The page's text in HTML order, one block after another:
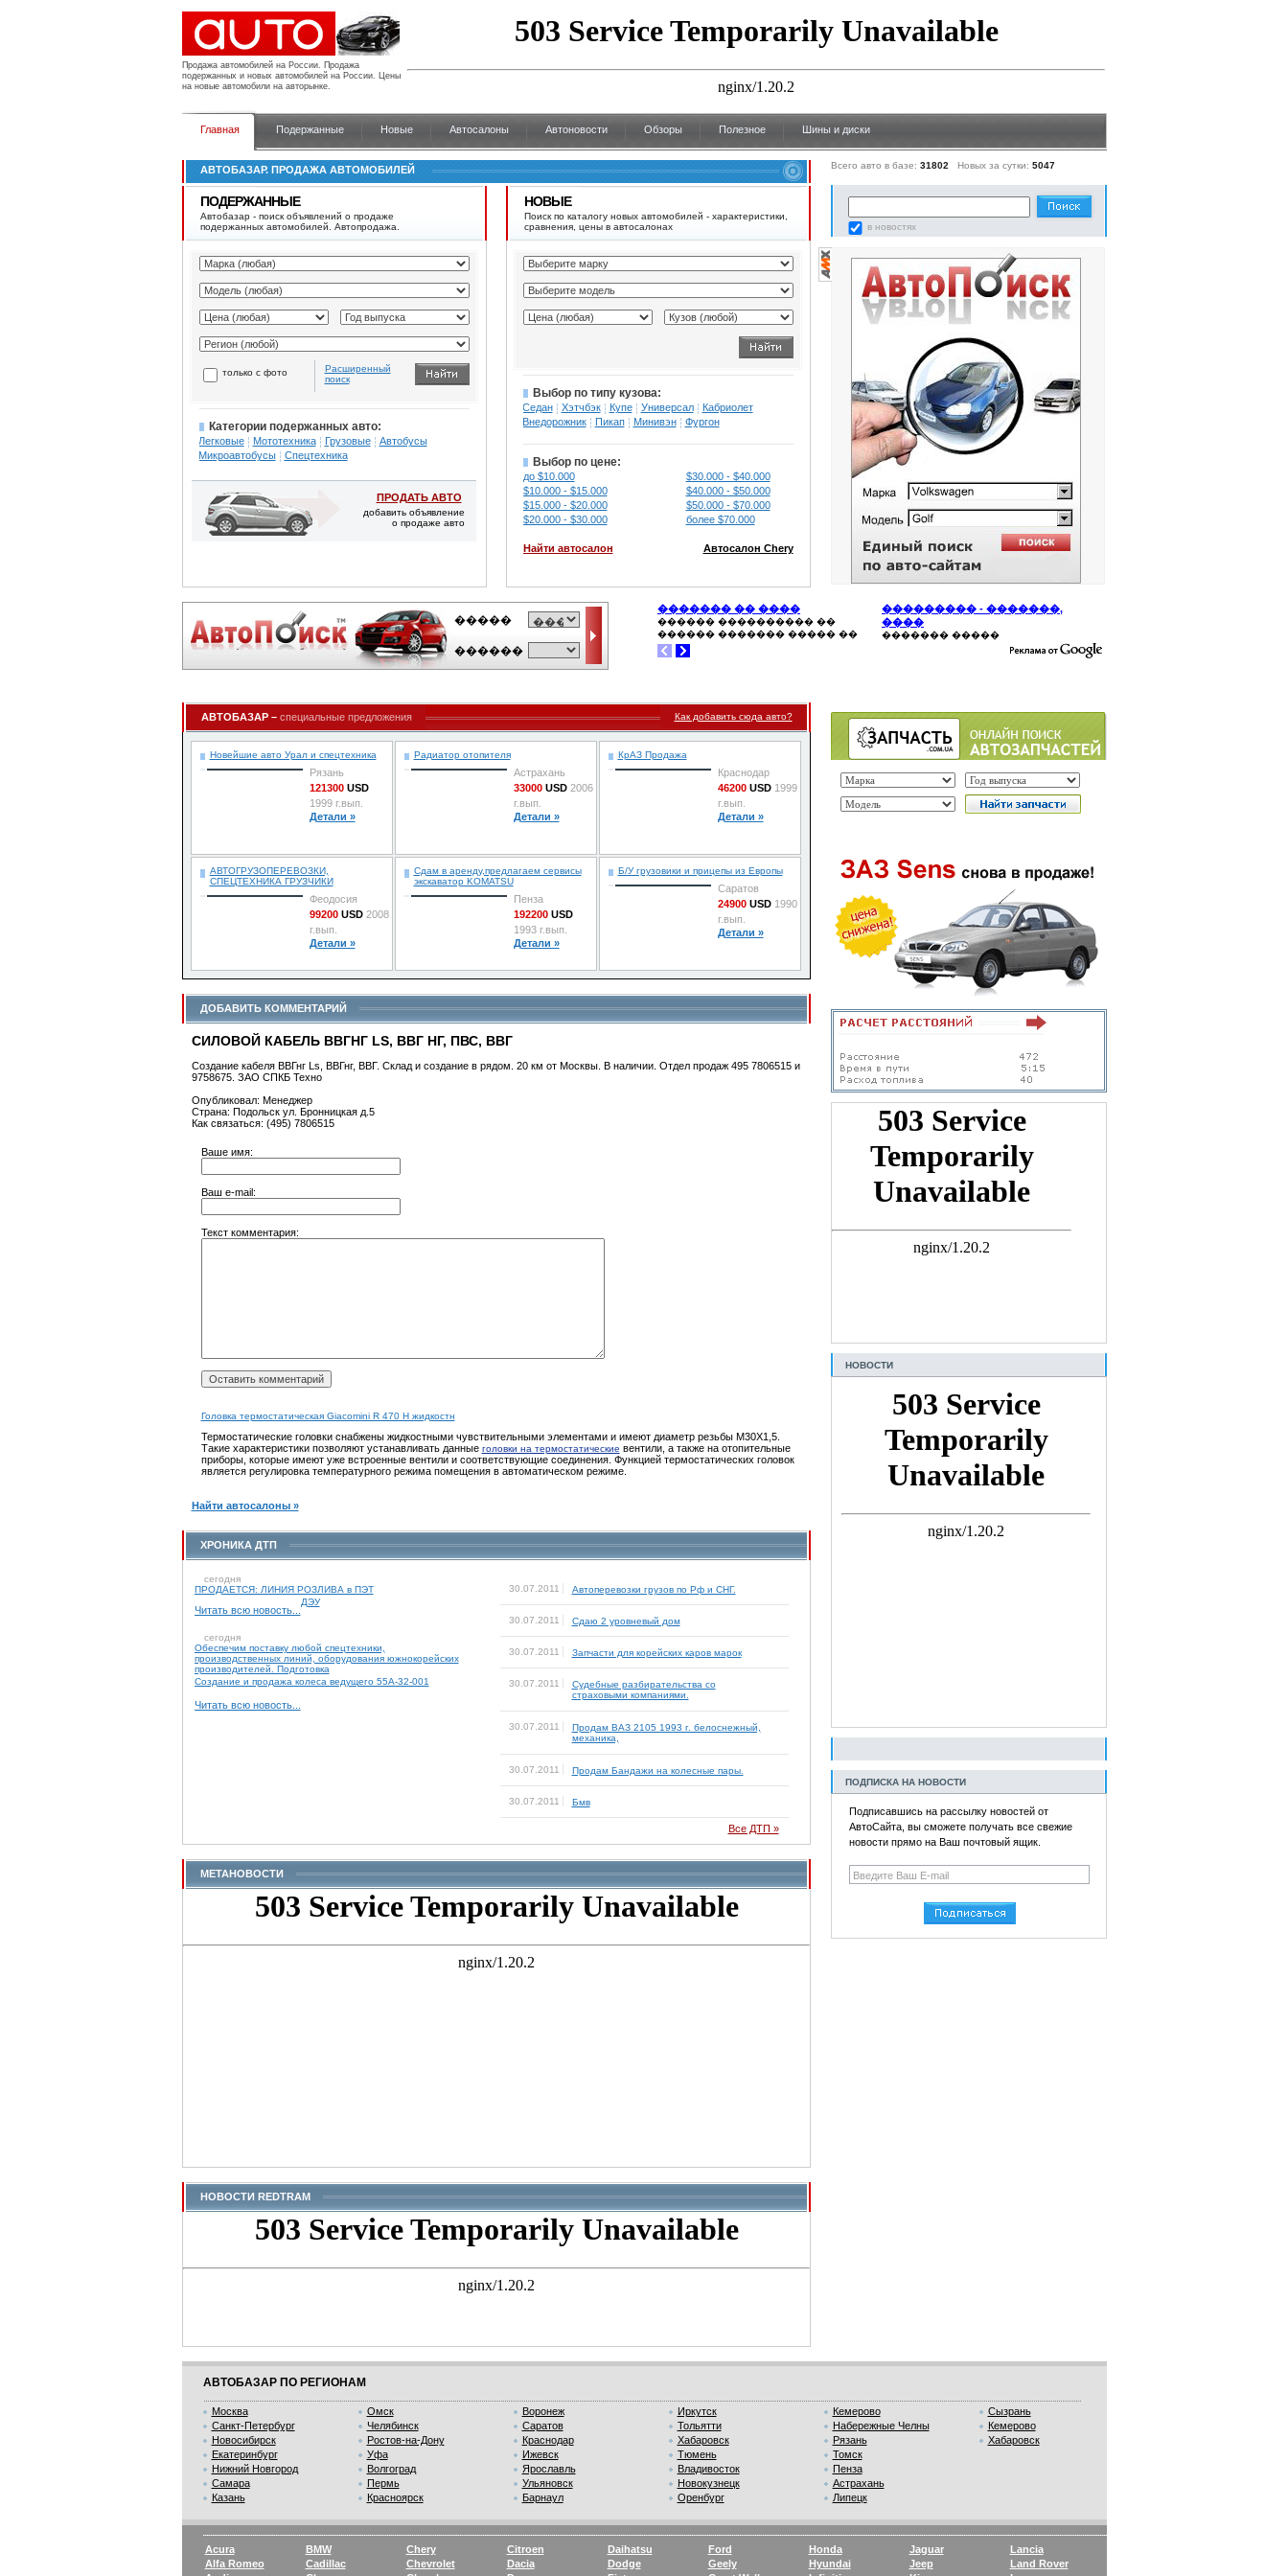
Продажа автомобилей на России. Продажа
подержанных и новых автомобилей на России. Цены
на новые автомобили на авторынке.
Главная Подержанные Новые Автосалоны Автоновости Обзоры Полезное Шины и диски
АВТОБАЗАР. ПРОДАЖА АВТОМОБИЛЕЙ
ПОДЕРЖАННЫЕ
Автобазар - поиск объявлений о продаже
подержанных автомобилей. Автопродажа.
только с фото
Расширенный
поиск
Категории подержанных авто:
Легковые Мототехника Грузовые
Автобусы
Микроавтобусы
Спецтехника
ПРОДАТЬ АВТО
добавить объявление
о продаже авто
НОВЫЕ
Поиск по каталогу новых автомобилей - характеристики,
сравнения, цены в автосалонах
Выбор по типу кузова:
Седан Хэтчбэк Купе Универсал
Кабриолет
Внедорожник
Пикап Минивэн Фургон
Выбор по цене:
до $10.000
$30.000 - $40.000
$10.000 - $15.000
$40.000 - $50.000
$15.000 - $20.000
$50.000 - $70.000
$20.000 - $30.000
более $70.000
Найти автосалон Автосалон Chery
Всего авто в базе: 31802 Новых за сутки: 5047
в новостях
АВТОБАЗАР – специальные предложения Как добавить сюда авто?
Новейшие авто Урал и спецтехника
Рязань
121300USD
1999 г.вып.
Детали »
Радиатор отопителя
Астрахань
33000USD2006
г.вып.
Детали »
КрАЗ Продажа
Краснодар
46200USD1999
г.вып.
Детали »
АВТОГРУЗОПЕРЕВОЗКИ,
СПЕЦТЕХНИКА ГРУЗЧИКИ
Феодосия
99200USD2008
г.вып.
Детали »
Сдам в аренду,предлагаем сервисы
экскаватор KOMATSU
Пенза
192200USD
1993 г.вып.
Детали »
Б/У грузовики и прицепы из Европы
Саратов
24900USD1990
г.вып.
Детали »
НОВОСТИ
ПОДПИСКА НА НОВОСТИ
Подписавшись на рассылку новостей от
АвтоСайта, вы сможете получать все свежие
новости прямо на Ваш почтовый ящик.
ДОБАВИТЬ КОММЕНТАРИЙ
СИЛОВОЙ КАБЕЛЬ ВВГНГ LS, ВВГ НГ, ПВС, ВВГ
Создание кабеля ВВГнг Ls, ВВГнг, ВВГ. Склад и создание в рядом. 20 км от Москвы. В наличии. Отдел продаж 495 7806515 и
9758675. ЗАО СПКБ Техно
Опубликовал: Менеджер
Страна: Подольск ул. Бронницкая д.5
Как связаться: (495) 7806515
Ваше имя:
Ваш e-mail:
Текст комментария:
Головка термостатическая Giacomini R 470 H жидкостн
Термостатические головки снабжены жидкостными чувствительными элементами и имеют диаметр резьбы М30Х1,5.
Такие характеристики позволяют устанавливать данные головки на термостатические вентили, а также на отопительные
приборы, которые имеют уже встроенные вентили и соответствующие соединения. Функцией термостатических головок
является регулировка температурного режима помещения в автоматическом режиме.
Найти автосалоны »
ХРОНИКА ДТП
сегодня
ПРОДАЕТСЯ: ЛИНИЯ РОЗЛИВА в ПЭТ
ДЭУ
Читать всю новость...
сегодня
Обеспечим поставку любой спецтехники,
производственных линий, оборудования южнокорейских
производителей. Подготовка
Создание и продажа колеса ведущего 55А-32-001
Читать всю новость...
30.07.2011 Автоперевозки грузов по Рф и СНГ.
30.07.2011 Сдаю 2 уровневый дом
30.07.2011 Запчасти для корейских каров марок
30.07.2011 Судебные разбирательства со
страховыми компаниями.
30.07.2011 Продам ВАЗ 2105 1993 г. белоснежный,
механика,
30.07.2011 Продам Бандажи на колесные пары.
30.07.2011 Бмв
Все ДТП »
МЕТАНОВОСТИ
НОВОСТИ REDTRAM
АВТОБАЗАР ПО РЕГИОНАМ
Москва
Санкт-Петербург
Новосибирск
Екатеринбург
Нижний Новгород
Самара
Казань
Омск
Челябинск
Ростов-на-Дону
Уфа
Волгоград
Пермь
Красноярск
Воронеж
Саратов
Краснодар
Ижевск
Ярославль
Ульяновск
Барнаул
Иркутск
Тольятти
Хабаровск
Тюмень
Владивосток
Новокузнецк
Оренбург
Кемерово
Набережные Челны
Рязань
Томск
Пенза
Астрахань
Липецк
Сызрань
Кемерово
Хабаровск
Acura
Alfa Romeo
BMW
Cadillac
Chery
Chevrolet
Citroen
Dacia
Daihatsu
Dodge
Ford
Geely
Honda
Hyundai
Jaguar
Jeep
Lancia
Land Rover